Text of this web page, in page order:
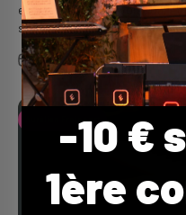
est en constante évolution, et
sans aucun doute Sam
22 avr. 2026
-10 €
1ère